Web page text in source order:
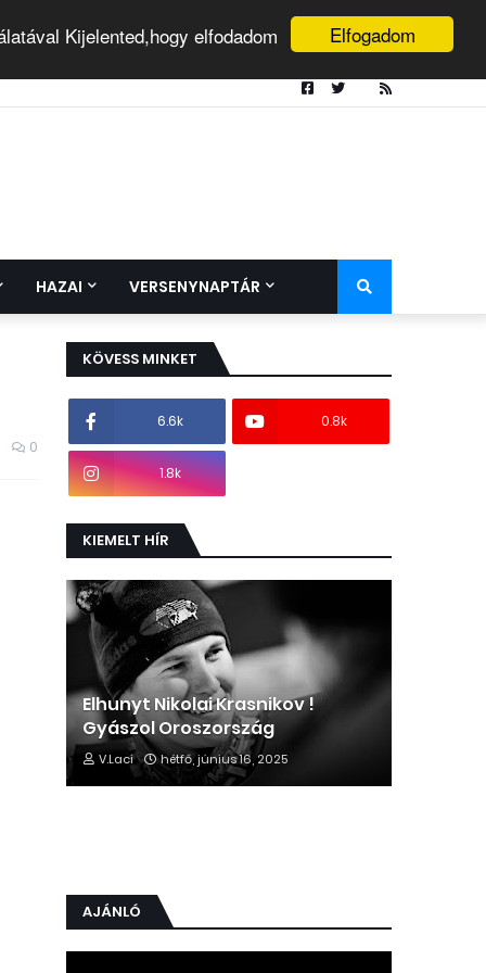
Elfogadom
Kijelented,hogy elfodadom
HAZAI VERSENYNAPTÁR
0
KÖVESS MINKET
6.6k 0.8k
1.8k
KIEMELT HÍR
Elhunyt Nikolai Krasnikov !
Gyászol Oroszország
V.Laci hétfő, június 16, 2025
AJÁNLÓ